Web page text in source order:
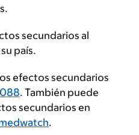
secundarios al
país.
efectos secundarios
. También puede
secundarios en
.